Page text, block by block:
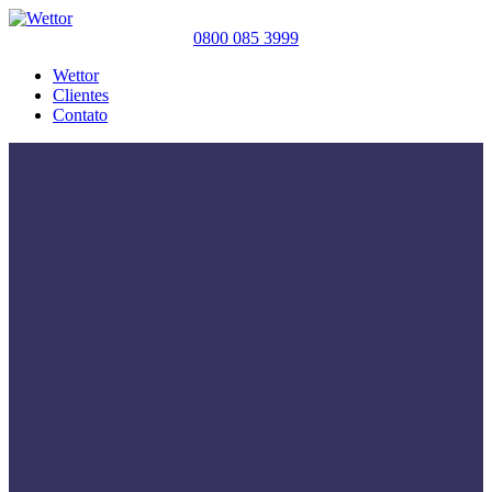
0800 085 3999
Wettor
Clientes
Contato